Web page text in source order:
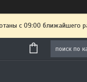
с 09:00 ближайшего
7